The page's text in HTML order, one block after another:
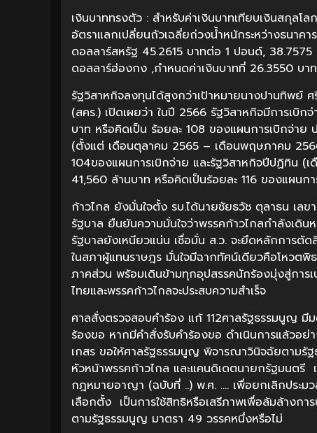
เงินบาททรงตัว : สำหรับค่าเงินบาทเทียบเงินสกุลโ
อัตราแลกเปลี่ยนถัวเฉลี่ยถ่วงน้ำหนักระหว่างธนา
ดอลลาร์สหรัฐ 45.2615 บาทต่อ 1 ปอนด์,
ดอลลาร์ฮ่องกง ,กำหนดค่าเงินบาทที่ 26.3550 บา
รัฐวิสาหกิจลงทุนได้สูงกว่าเป้าหมายนางปานทิพย์
(สคร.) เปิดเผยว่า ในปี 2566 รัฐวิสาหกิจมีการเบิ
บาท หรือคิดเป็น ร้อยละ 108 ของแผนการเบิกจ่า
(ตั้งแต่ เดือนตุลาคม 2565 – เดือนพฤษภาคม
104ของแผนการเบิกจ่าย และรัฐวิสาหกิจปีปฏิทิน
41,560 ล้านบาท หรือคิดเป็นร้อยละ 116 ของแผนก
ก้าวไกล ยังมั่นใจตั้ง รบ.ได้นายชัยธวัช ตุลาธน เล
รัฐบาล ยืนยันความมั่นใจว่าพรรคก้าวไกลกำลังเดิ
รัฐบาลยังเหนียวแน่น เชื่อมั่น ส.ว. จะยึดหลักการตั
ในสภาผู้แทนราษฎร มั่นใจมีฉากทัศน์เดียวคือโหวตพิ
ภาคส่วน พร้อมเดินข้ามทุกอุปสรรคนักร้องมุ่งสู่การ
ไทยและพรรคก้าวไกลจะประสบความสำเร็จ
ศาลสั่งตรวจสอบคำร้อง แก้ 112ศาลรัฐธรรมนูญ มี
ร้องขอ หากมีคำสั่งรับคำร้องขอ ดำเนินการแล้วอย่
เกสร ขอให้ศาลรัฐธรรมนูญ พิจารณาวินิจฉัยตามรั
หัวหน้าพรรคก้าวไกล และแคนดิเดตนายกรัฐมนตรี
กฎหมายอาญา (ฉบับที่ ..) พ.ศ. …. เพื่อยกเลิกประม
เลือกตั้ง เป็นการใช้สิทธิหรือเสรีภาพเพื่อล้มล้างกา
ตามรัฐธรรมนูญ มาตรา 49 วรรคหนึ่งหรือไม่